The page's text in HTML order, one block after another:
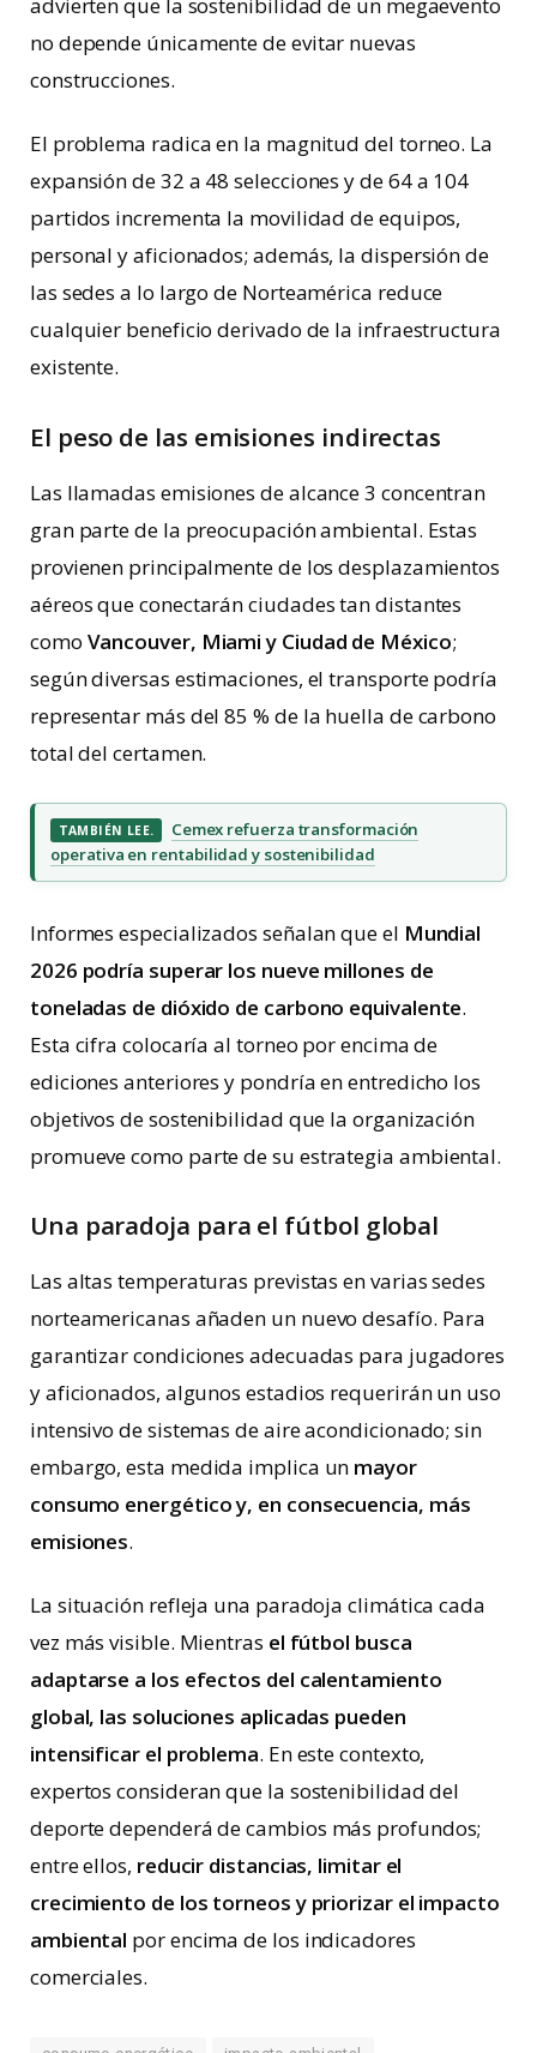
advierten que la sostenibilidad de un megaevento
no depende únicamente de evitar nuevas
construcciones.
El problema radica en la magnitud del torneo. La
expansión de 32 a 48 selecciones y de 64 a 104
partidos incrementa la movilidad de equipos,
personal y aficionados; además, la dispersión de
las sedes a lo largo de Norteamérica reduce
cualquier beneficio derivado de la infraestructura
existente.
El peso de las emisiones indirectas
Las llamadas emisiones de alcance 3 concentran
gran parte de la preocupación ambiental. Estas
provienen principalmente de los desplazamientos
aéreos que conectarán ciudades tan distantes
como Vancouver, Miami y Ciudad de México;
según diversas estimaciones, el transporte podría
representar más del 85 % de la huella de carbono
total del certamen.
TAMBIÉN LEE.
Cemex refuerza transformación
operativa en rentabilidad y sostenibilidad
Informes especializados señalan que el Mundial
2026 podría superar los nueve millones de
toneladas de dióxido de carbono equivalente.
Esta cifra colocaría al torneo por encima de
ediciones anteriores y pondría en entredicho los
objetivos de sostenibilidad que la organización
promueve como parte de su estrategia ambiental.
Una paradoja para el fútbol global
Las altas temperaturas previstas en varias sedes
norteamericanas añaden un nuevo desafío. Para
garantizar condiciones adecuadas para jugadores
y aficionados, algunos estadios requerirán un uso
intensivo de sistemas de aire acondicionado; sin
embargo, esta medida implica un mayor
consumo energético y, en consecuencia, más
emisiones.
La situación refleja una paradoja climática cada
vez más visible. Mientras el fútbol busca
adaptarse a los efectos del calentamiento
global, las soluciones aplicadas pueden
intensificar el problema. En este contexto,
expertos consideran que la sostenibilidad del
deporte dependerá de cambios más profundos;
entre ellos, reducir distancias, limitar el
crecimiento de los torneos y priorizar el impacto
ambiental por encima de los indicadores
comerciales.